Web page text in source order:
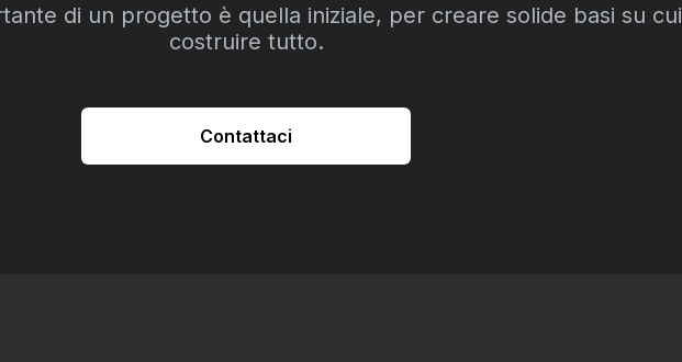
di un progetto è quella iniziale, per creare solide basi su cui
costruire tutto.
Contattaci